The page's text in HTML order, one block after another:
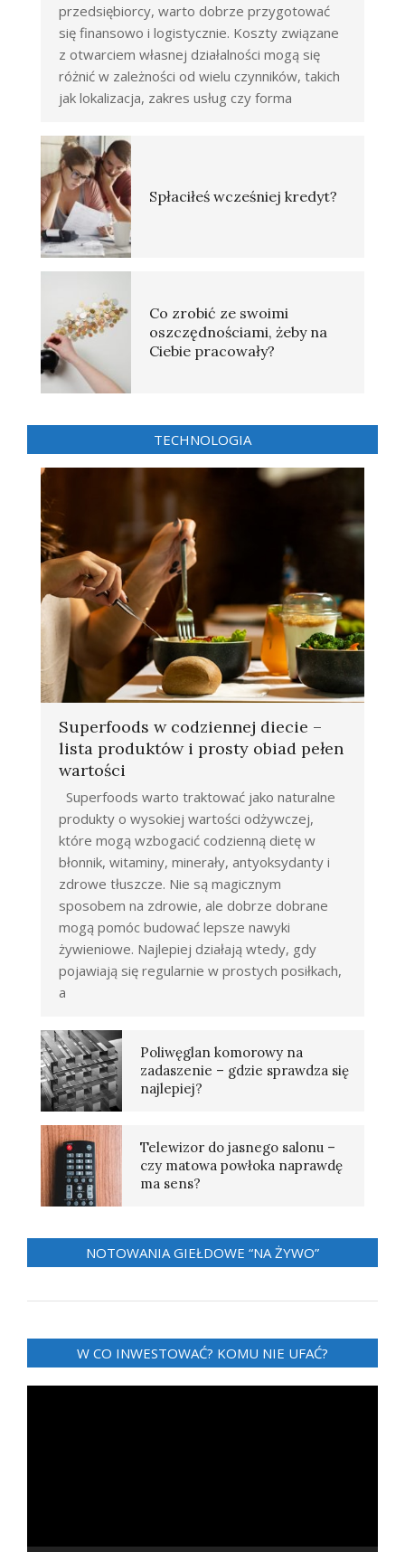
przedsiębiorcy, warto dobrze przygotować
się finansowo i logistycznie. Koszty związane
z otwarciem własnej działalności mogą się
różnić w zależności od wielu czynników, takich
jak lokalizacja, zakres usług czy forma
Spłaciłeś wcześniej kredyt?
Co zrobić ze swoimi
oszczędnościami, żeby na
Ciebie pracowały?
TECHNOLOGIA
Superfoods w codziennej diecie –
lista produktów i prosty obiad pełen
wartości
Superfoods warto traktować jako naturalne
produkty o wysokiej wartości odżywczej,
które mogą wzbogacić codzienną dietę w
błonnik, witaminy, minerały, antyoksydanty i
zdrowe tłuszcze. Nie są magicznym
sposobem na zdrowie, ale dobrze dobrane
mogą pomóc budować lepsze nawyki
żywieniowe. Najlepiej działają wtedy, gdy
pojawiają się regularnie w prostych posiłkach,
a
Poliwęglan komorowy na
zadaszenie – gdzie sprawdza się
najlepiej?
Telewizor do jasnego salonu –
czy matowa powłoka naprawdę
ma sens?
NOTOWANIA GIEŁDOWE “NA ŻYWO”
W CO INWESTOWAĆ? KOMU NIE UFAĆ?